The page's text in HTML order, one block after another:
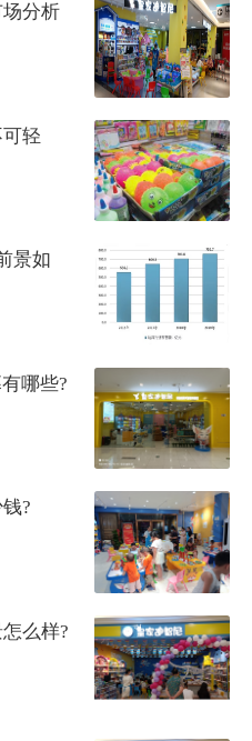
分析
轻
景如
哪些?
?
么样?